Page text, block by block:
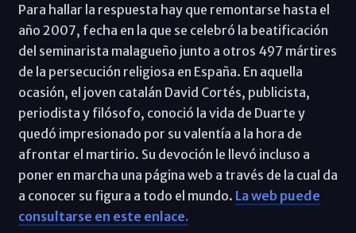
Para hallar la respuesta hay que remontarse hasta el
año 2007, fecha en la que se celebró la beatificación
del seminarista malagueño junto a otros 497 mártires
de la persecución religiosa en España. En aquella
ocasión, el joven catalán David Cortés, publicista,
periodista y filósofo, conoció la vida de Duarte y
quedó impresionado por su valentía a la hora de
afrontar el martirio. Su devoción le llevó incluso a
poner en marcha una página web a través de la cual da
a conocer su figura a todo el mundo. La web puede
consultarse en este enlace.